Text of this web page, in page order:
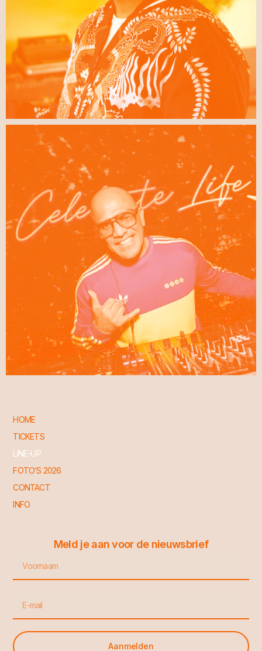
HOME
TICKETS
LINE-UP
FOTO’S 2026
CONTACT
INFO
Meld je aan voor de nieuwsbrief
Aanmelden